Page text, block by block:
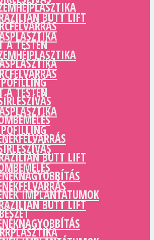
A TESTEN
BUTT LIFT
IMPLANTÁTUMOK
BUTT LIFT
A TESTEN
BUTT LIFT